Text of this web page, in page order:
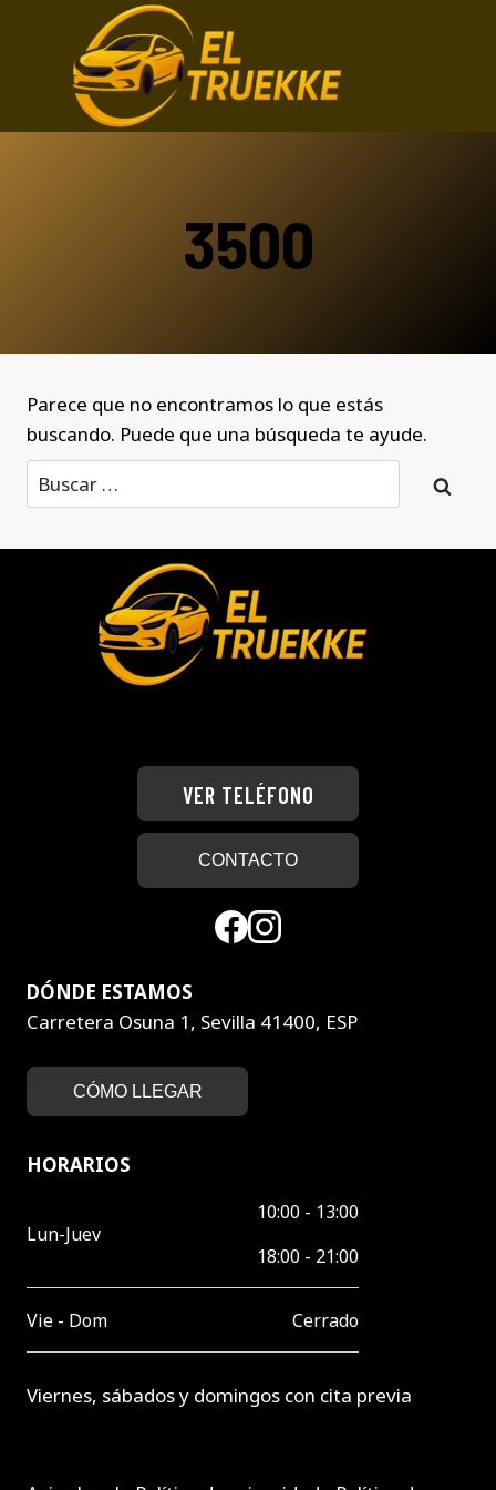
contenido
3500
Parece que no encontramos lo que estás
buscando. Puede que una búsqueda te ayude.
Buscar:
VER TELÉFONO
CONTACTO
DÓNDE ESTAMOS
Carretera Osuna 1, Sevilla 41400, ESP
CÓMO LLEGAR
HORARIOS
Lun-Juev
10:00 - 13:00
18:00 - 21:00
Vie - Dom Cerrado
Viernes, sábados y domingos con cita previa